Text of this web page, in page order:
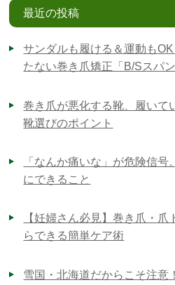
最近の投稿
サンダルも履ける＆運動も
たない巻き爪矯正「B/Sスパン
巻き爪が悪化する靴、履いて
靴選びのポイント
「なんか痛いな」が危険信
にできること
【妊婦さん必見】巻き爪・
らできる簡単ケア術
雪国・北海道だからこそ注意